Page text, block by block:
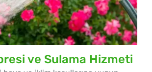
ve Sulama Hizmeti